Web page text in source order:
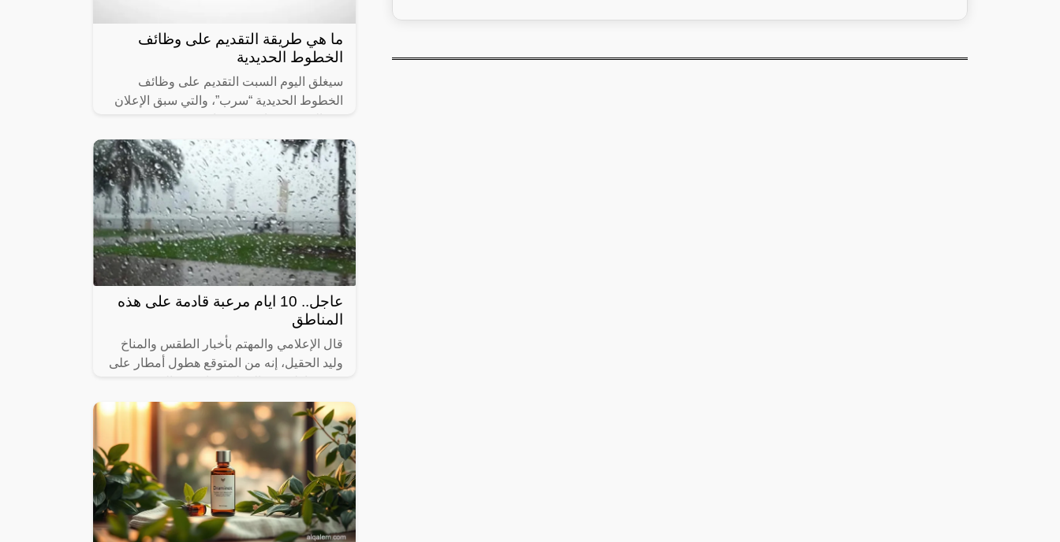
ما هي طريقة التقديم على وظائف
الخطوط الحديدية
سيغلق اليوم السبت التقديم على وظائف
الخطوط الحديدية “سرب”، والتي سبق الإعلان
حتى السبت 25 فبراير، وسبق أن أعلن المعهد
عاجل.. 10 ايام مرعبة قادمة على هذه
المناطق
قال الإعلامي والمهتم بأخبار الطقس والمناخ
وليد الحقيل، إنه من المتوقع هطول أمطار على
وخلال 10 أيام مقبلة.